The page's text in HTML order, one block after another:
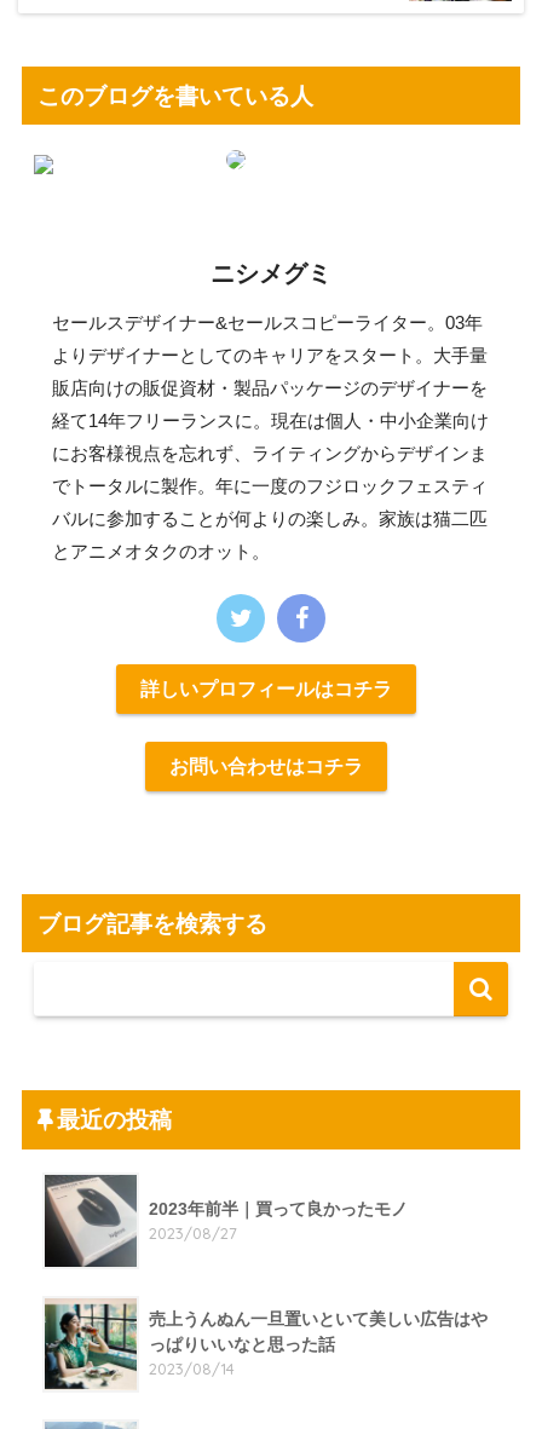
このブログを書いている人
ニシメグミ
セールスデザイナー&セールスコピーライター。03年
よりデザイナーとしてのキャリアをスタート。大手量
販店向けの販促資材・製品パッケージのデザイナーを
経て14年フリーランスに。現在は個人・中小企業向け
にお客様視点を忘れず、ライティングからデザインま
でトータルに製作。年に一度のフジロックフェスティ
バルに参加することが何よりの楽しみ。家族は猫二匹
とアニメオタクのオット。
詳しいプロフィールはコチラ
お問い合わせはコチラ
ブログ記事を検索する
最近の投稿
2023年前半｜買って良かったモノ
2023/08/27
売上うんぬん一旦置いといて美しい広告はや
っぱりいいなと思った話
2023/08/14